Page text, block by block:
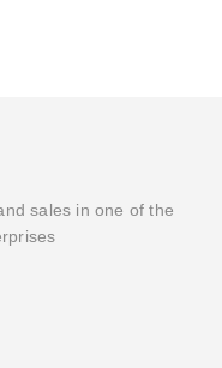
sales in one of the